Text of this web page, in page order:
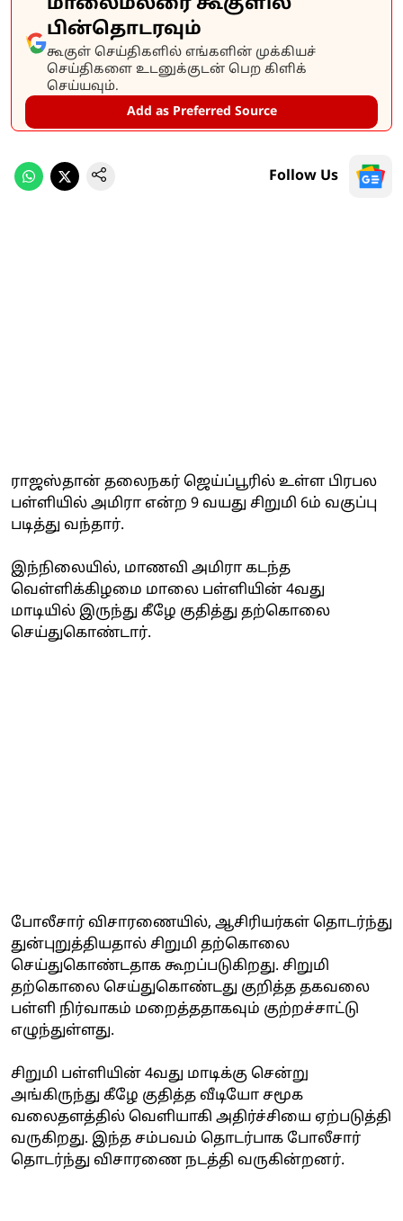
பின்தொடரவும்
கூகுள் செய்திகளில் எங்களின் முக்கியச்
செய்திகளை உடனுக்குடன் பெற கிளிக்
செய்யவும்.
Add as Preferred Source
Follow Us
ராஜஸ்தான் தலைநகர் ஜெய்ப்பூரில் உள்ள பிரபல
பள்ளியில் அமிரா என்ற 9 வயது சிறுமி 6ம் வகுப்பு
படித்து வந்தார்.
இந்நிலையில், மாணவி அமிரா கடந்த
வெள்ளிக்கிழமை மாலை பள்ளியின் 4வது
மாடியில் இருந்து கீழே குதித்து தற்கொலை
செய்துகொண்டார்.
போலீசார் விசாரணையில், ஆசிரியர்கள் தொடர்ந்து
துன்புறுத்தியதால் சிறுமி தற்கொலை
செய்துகொண்டதாக கூறப்படுகிறது. சிறுமி
தற்கொலை செய்துகொண்டது குறித்த தகவலை
பள்ளி நிர்வாகம் மறைத்ததாகவும் குற்றச்சாட்டு
எழுந்துள்ளது.
சிறுமி பள்ளியின் 4வது மாடிக்கு சென்று
அங்கிருந்து கீழே குதித்த வீடியோ சமூக
வலைதளத்தில் வெளியாகி அதிர்ச்சியை ஏற்படுத்தி
வருகிறது. இந்த சம்பவம் தொடர்பாக போலீசார்
தொடர்ந்து விசாரணை நடத்தி வருகின்றனர்.